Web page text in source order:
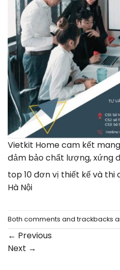
Vietkit Home cam kết
đảm bảo chất lượng, xứng
top 10 đơn vị thiết kế và
Hà Nội
Both comments and trackbacks
← Previous
Next →